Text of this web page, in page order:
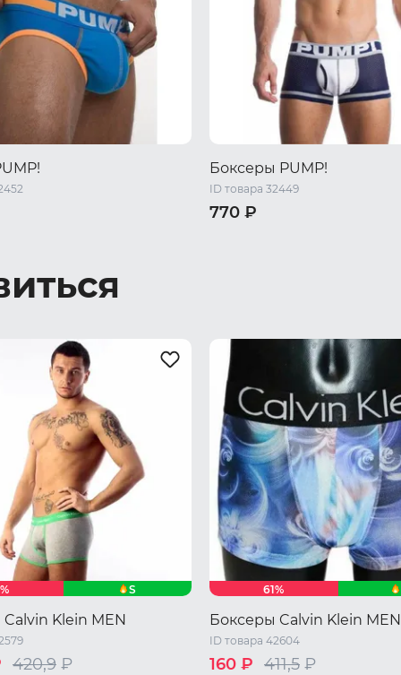
Боксеры PUMP!
ID товара 32449
770 ₽
S
Klein MEN
420,9 ₽
61%
Боксеры Calvin Klein MEN
ID товара 42604
160 ₽ 411,5 ₽